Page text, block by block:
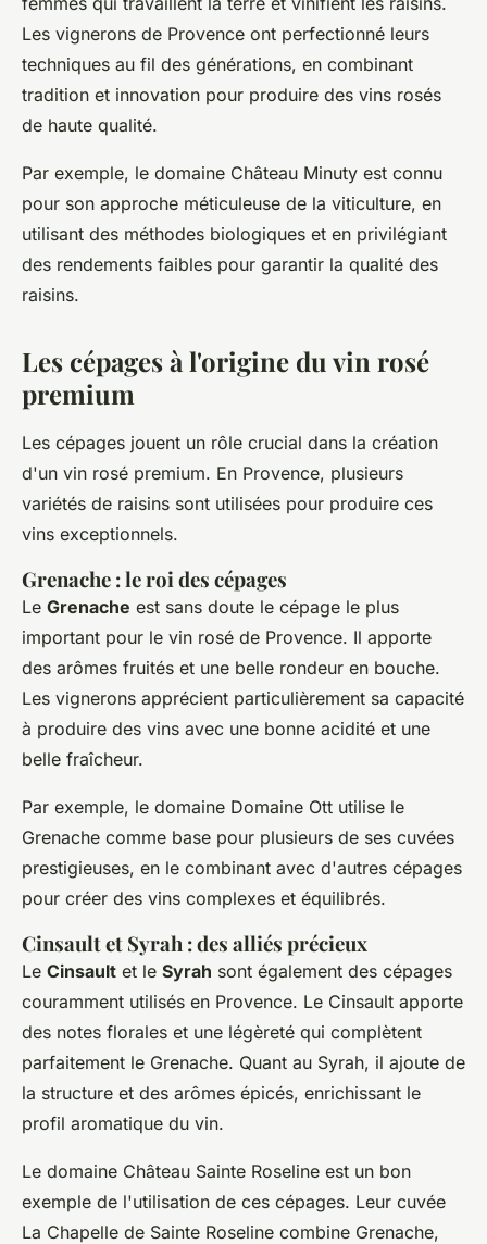
Les vignerons de Provence ont perfectionné leurs
techniques au fil des générations, en combinant
tradition et innovation pour produire des vins rosés
de haute qualité.
Par exemple, le domaine Château Minuty est connu
pour son approche méticuleuse de la viticulture, en
utilisant des méthodes biologiques et en privilégiant
des rendements faibles pour garantir la qualité des
raisins.
Les cépages à l'origine du vin rosé
premium
Les cépages jouent un rôle crucial dans la création
d'un vin rosé premium. En Provence, plusieurs
variétés de raisins sont utilisées pour produire ces
vins exceptionnels.
Grenache : le roi des cépages
Le Grenache est sans doute le cépage le plus
important pour le vin rosé de Provence. Il apporte
des arômes fruités et une belle rondeur en bouche.
Les vignerons apprécient particulièrement sa capacité
à produire des vins avec une bonne acidité et une
belle fraîcheur.
Par exemple, le domaine Domaine Ott utilise le
Grenache comme base pour plusieurs de ses cuvées
prestigieuses, en le combinant avec d'autres cépages
pour créer des vins complexes et équilibrés.
Cinsault et Syrah : des alliés précieux
Le Cinsault et le Syrah sont également des cépages
couramment utilisés en Provence. Le Cinsault apporte
des notes florales et une légèreté qui complètent
parfaitement le Grenache. Quant au Syrah, il ajoute de
la structure et des arômes épicés, enrichissant le
profil aromatique du vin.
Le domaine Château Sainte Roseline est un bon
exemple de l'utilisation de ces cépages. Leur cuvée
La Chapelle de Sainte Roseline combine Grenache,